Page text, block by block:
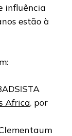
influência
estão à
Africa, por